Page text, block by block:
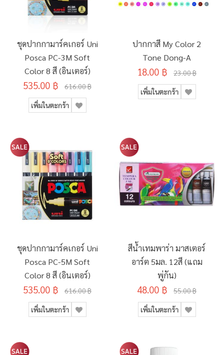
ชุดปากกามาร์คเกอร์ Uni
Posca PC-3M Soft
Color 8 สี (อินเตอร์)
535.00 ฿ 616.00 ฿
เพิ่มในตะกร้า
ปากกาสี My Color 2
Tone Dong-A
18.00 ฿ 23.00 ฿
เพิ่มในตะกร้า
ชุดปากกามาร์คเกอร์ Uni
Posca PC-5M Soft
Color 8 สี (อินเตอร์)
535.00 ฿ 616.00 ฿
เพิ่มในตะกร้า
สีน้ำเทมพาร่า มาสเตอร์
อาร์ต 5มล. 12สี (แถม
พู่กัน)
48.00 ฿ 55.00 ฿
เพิ่มในตะกร้า